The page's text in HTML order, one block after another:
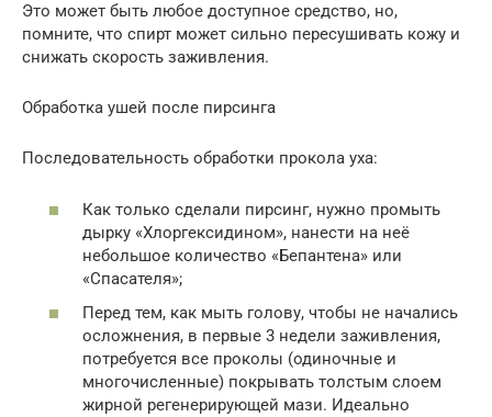
Это может быть любое доступное средство, но,
помните, что спирт может сильно пересушивать кожу и
снижать скорость заживления.
Обработка ушей после пирсинга
Последовательность обработки прокола уха:
Как только сделали пирсинг, нужно промыть
дырку «Хлоргексидином», нанести на неё
небольшое количество «Бепантена» или
«Спасателя»;
Перед тем, как мыть голову, чтобы не начались
осложнения, в первые 3 недели заживления,
потребуется все проколы (одиночные и
многочисленные) покрывать толстым слоем
жирной регенерирующей мази. Идеально